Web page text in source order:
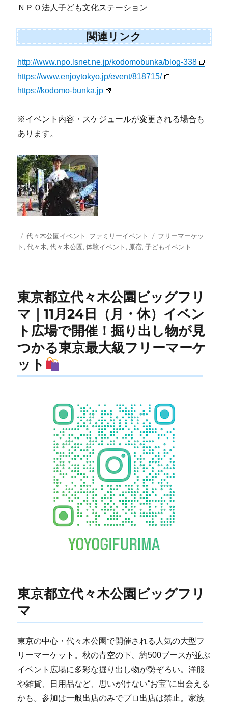
ＮＰＯ法人子ども文化ステーション
関連リンク
http://www.npo.lsnet.ne.jp/kodomobunka/blog-338
https://www.enjoytokyo.jp/event/818715/
https://kodomo-bunka.jp
※イベント内容・スケジュールが変更される場合も
あります。
投
稿
カ
テ
代々木公園イベント , ファミリーイベント
タ
グ
フリーマーケッ
ト ,代々木,代々木公園,体験イベント , 原宿,子どもイベント
東京都立代々木公園ビッグフリ
マ｜11月24日（月・休）イベン
ト広場で開催！掘り出し物が見
つかる東京最大級フリーマーケ
ット
東京都立代々木公園ビッグフリ
マ
東京の中心・代々木公園で開催される人気の大型フ
リーマーケット。秋の青空の下、約500ブースが並ぶ
イベント広場に多彩な掘り出し物が勢ぞろい。洋服
や雑貨、日用品など、思いがけない“お宝”に出会える
かも。参加は一般出店のみでプロ出店は禁止。家族